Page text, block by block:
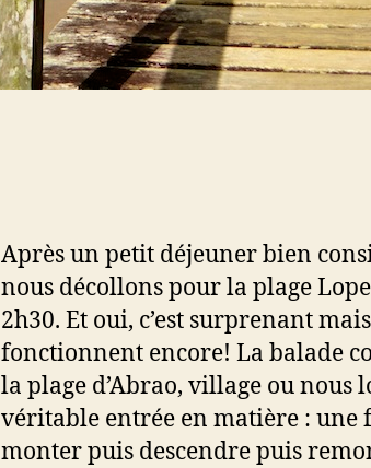
Après un petit déjeuner bien
nous décollons pour la plage
2h30. Et oui, c’est surprenant
fonctionnent encore! La balade
la plage d’Abrao, village ou nous
véritable entrée en matière : une
monter puis descendre puis